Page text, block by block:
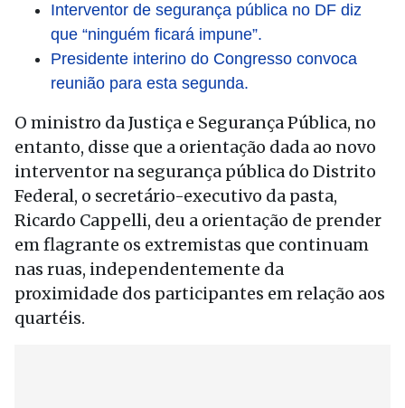
Interventor de segurança pública no DF diz
que “ninguém ficará impune”.
Presidente interino do Congresso convoca
reunião para esta segunda.
O ministro da Justiça e Segurança Pública, no
entanto, disse que a orientação dada ao novo
interventor na segurança pública do Distrito
Federal, o secretário-executivo da pasta,
Ricardo Cappelli, deu a orientação de prender
em flagrante os extremistas que continuam
nas ruas, independentemente da
proximidade dos participantes em relação aos
quartéis.